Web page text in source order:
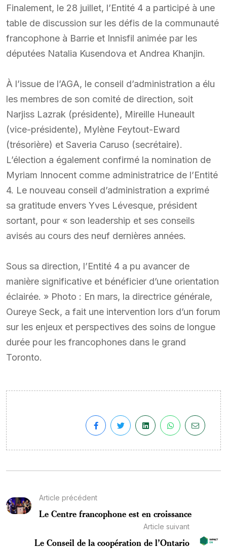
Finalement, le 28 juillet, l’Entité 4 a participé à une
table de discussion sur les défis de la communauté
francophone à Barrie et Innisfil animée par les
députées Natalia Kusendova et Andrea Khanjin.
À l’issue de l’AGA, le conseil d’administration a élu
les membres de son comité de direction, soit
Narjiss Lazrak (présidente), Mireille Huneault
(vice-présidente), Mylène Feytout-Eward
(trésorière) et Saveria Caruso (secrétaire).
L’élection a également confirmé la nomination de
Myriam Innocent comme administratrice de l’Entité
4. Le nouveau conseil d’administration a exprimé
sa gratitude envers Yves Lévesque, président
sortant, pour « son leadership et ses conseils
avisés au cours des neuf dernières années.
Sous sa direction, l’Entité 4 a pu avancer de
manière significative et bénéficier d’une orientation
éclairée. » Photo : En mars, la directrice générale,
Oureye Seck, a fait une intervention lors d’un forum
sur les enjeux et perspectives des soins de longue
durée pour les francophones dans le grand
Toronto.
Article précédent
Le Centre francophone est en croissance
Article suivant
Le Conseil de la coopération de l’Ontario